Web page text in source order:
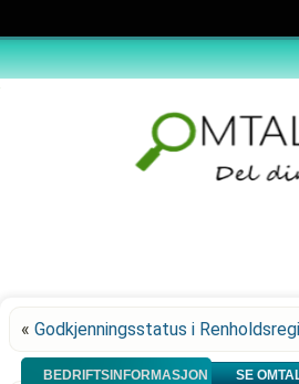
« Godkjenningsstatus i
BEDRIFTSINFORMASJON SE